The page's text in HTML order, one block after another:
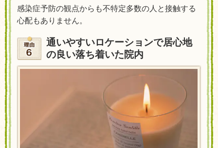
感染症予防の観点からも不特定多数の人と接触する
心配もありません。
通いやすいロケーションで居心地
の良い落ち着いた院内